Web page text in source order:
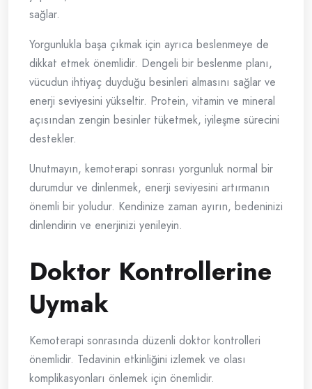
sağlar.
Yorgunlukla başa çıkmak için ayrıca beslenmeye de
dikkat etmek önemlidir. Dengeli bir beslenme planı,
vücudun ihtiyaç duyduğu besinleri almasını sağlar ve
enerji seviyesini yükseltir. Protein, vitamin ve mineral
açısından zengin besinler tüketmek, iyileşme sürecini
destekler.
Unutmayın, kemoterapi sonrası yorgunluk normal bir
durumdur ve dinlenmek, enerji seviyesini artırmanın
önemli bir yoludur. Kendinize zaman ayırın, bedeninizi
dinlendirin ve enerjinizi yenileyin.
Doktor Kontrollerine
Uymak
Kemoterapi sonrasında düzenli doktor kontrolleri
önemlidir. Tedavinin etkinliğini izlemek ve olası
komplikasyonları önlemek için önemlidir.